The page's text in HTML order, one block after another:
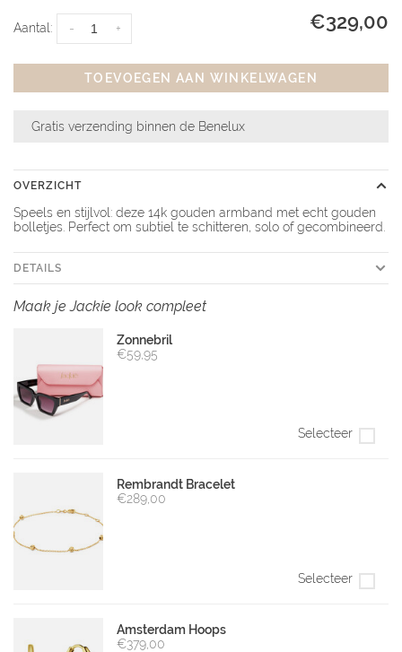
Aantal: +
- €329,00
TOEVOEGEN AAN WINKELWAGEN
Gratis verzending binnen de Benelux
OVERZICHT
Speels en stijlvol: deze 14k gouden armband met echt gouden
bolletjes. Perfect om subtiel te schitteren, solo of gecombineerd.
DETAILS
Maak je Jackie look compleet
Zonnebril
€59,95
Selecteer
Rembrandt Bracelet
€289,00
Selecteer
Amsterdam Hoops
€379,00